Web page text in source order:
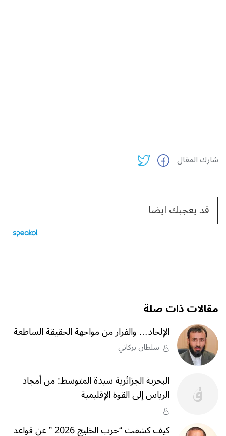
شارك المقال
قد يعجبك ايضا
مقالات ذات صلة
الإلحاد… والفرار من مواجهة الحقيقة الساطعة
سلطان بركاني
البحرية الجزائرية سيدة المتوسط: من أمجاد
الرياس إلى القوة الإقليمية
كيف كشفت “حرب الخليج 2026 ” عن قواعد